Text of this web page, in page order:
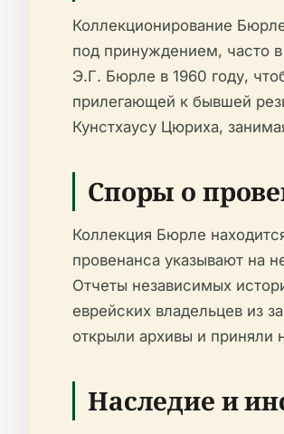
Коллекционирование
под принуждением, часто
Э.Г. Бюрле в 1960 году,
прилегающей к бывшей
Кунстхаусу Цюриха,
Споры о
Коллекция Бюрле
провенанса указывают на
Отчеты независимых
еврейских владельцев из
открыли архивы и приняли
Наследие и